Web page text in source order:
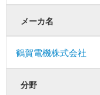
メーカ名
鶴賀電機株式会社
分野